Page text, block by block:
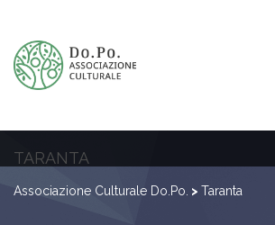
TARANTA
Associazione Culturale Do.Po. > Taranta